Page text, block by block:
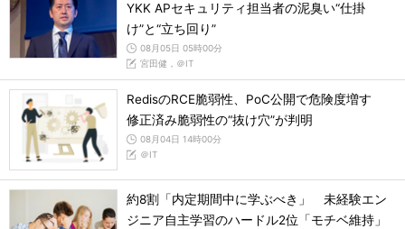
YKK APセキュリティ担当者の泥臭い“仕掛
け”と“立ち回り”
08月05日 05時00分
宮田健，＠IT
RedisのRCE脆弱性、PoC公開で危険度増す
修正済み脆弱性の“抜け穴”が判明
08月04日 14時00分
＠IT
約8割「内定期間中に学ぶべき」 未経験エン
ジニア自主学習のハードル2位「モチベ維持」